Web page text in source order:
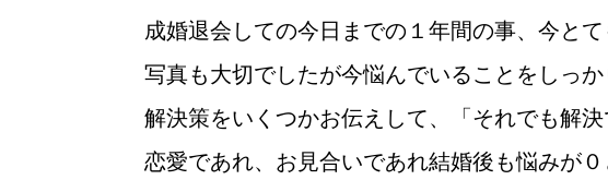
成婚退会しての今日までの１年間の事、今と
写真も大切でしたが今悩んでいることをしっ
解決策をいくつかお伝えして、「それでも解
恋愛であれ、お見合いであれ結婚後も悩みが